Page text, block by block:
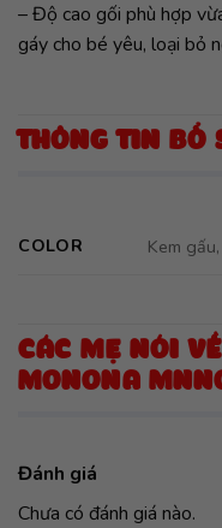
– Độ cao gối phù hợp
gáy cho bé yêu, loại bỏ
THÔNG TIN BỔ
COLOR Kem
CÁC MẸ NÓI
MONONA
Đánh giá
Chưa có đánh giá nào.